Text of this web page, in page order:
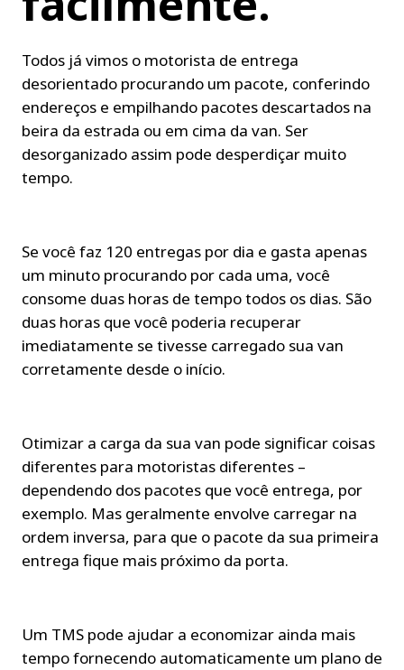
Todos já vimos o motorista de entrega
desorientado procurando um pacote, conferindo
endereços e empilhando pacotes descartados na
beira da estrada ou em cima da van. Ser
desorganizado assim pode desperdiçar muito
tempo.
Se você faz 120 entregas por dia e gasta apenas
um minuto procurando por cada uma, você
consome duas horas de tempo todos os dias. São
duas horas que você poderia recuperar
imediatamente se tivesse carregado sua van
corretamente desde o início.
Otimizar a carga da sua van pode significar coisas
diferentes para motoristas diferentes –
dependendo dos pacotes que você entrega, por
exemplo. Mas geralmente envolve carregar na
ordem inversa, para que o pacote da sua primeira
entrega fique mais próximo da porta.
Um TMS pode ajudar a economizar ainda mais
tempo fornecendo automaticamente um plano de